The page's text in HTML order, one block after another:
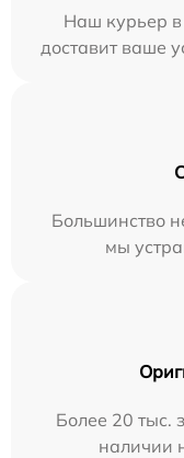
Наш курьер
доставит ваше
Большинство
мы
Более 20 тыс.
наличии